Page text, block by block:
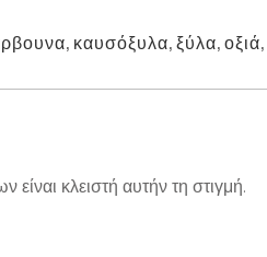
, καυσόξυλα,ξύλα,οξιά,
κλειστή αυτήν τη στιγμή.